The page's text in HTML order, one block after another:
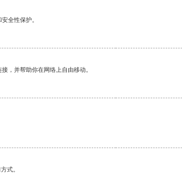
全性保护。
，并帮助你在网络上自由移动。
式。